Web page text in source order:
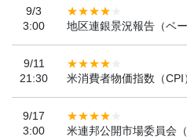
9/3
3:00
地区連銀景況報告（ベ
9/11
21:30
米消費者物価指数（
9/17
3:00
米連邦公開市場委員会